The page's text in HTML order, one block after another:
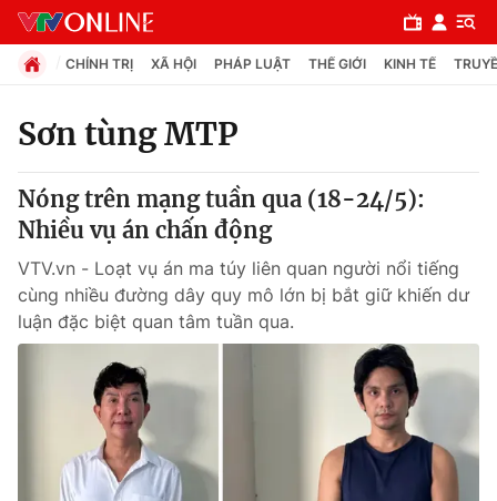
Chuyên mục
Chính trị
Xã hội
Pháp luật
Thế giới
CHÍNH TRỊ XÃ HỘI PHÁP LUẬT THẾ GIỚI KINH TẾ
Sơn tùng MTP
Nóng trên mạng tuần qua (18-24/5):
Nhiều vụ án chấn động
VTV.vn - Loạt vụ án ma túy liên quan người nổi tiếng
cùng nhiều đường dây quy mô lớn bị bắt giữ khiến dư
luận đặc biệt quan tâm tuần qua.